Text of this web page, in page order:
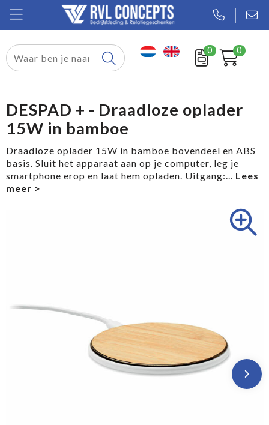
0 0
Relatiegeschenken
Tassen
Sport
Werkkleding
DESPAD + - Draadloze oplader
15W in bamboe
Draadloze oplader 15W in bamboe bovendeel en ABS
basis. Sluit het apparaat aan op je computer, leg je
smartphone erop en laat hem opladen. Uitgang:...